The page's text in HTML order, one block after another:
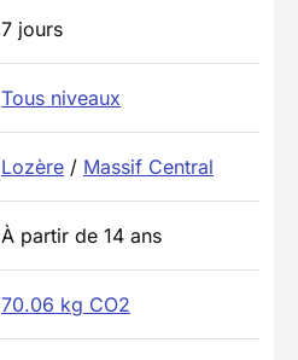
7 jours
Tous niveaux
Lozère / Massif Central
À partir de 14 ans
70.06 kg CO2